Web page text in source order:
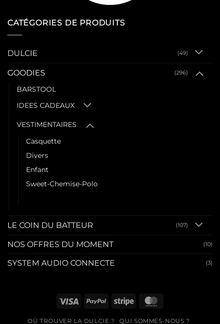
CATÉGORIES DE PRODUITS
DULCIE (49)
GOODIES (296)
BARSTOOL
IDEES CADEAUX
VESTIMENTAIRES
Casquette
Divers
Enfant
Sweet-Chemise-Polo
LE COIN DU BATTEUR (107)
NOS OFFRES DU MOMENT (10)
SYSTEM AUDIO CONNECTE (3)
Visa PayPal Stripe
OÙ TROUVER LA DULCIE ?
QUI SOMMES-NOUS ?